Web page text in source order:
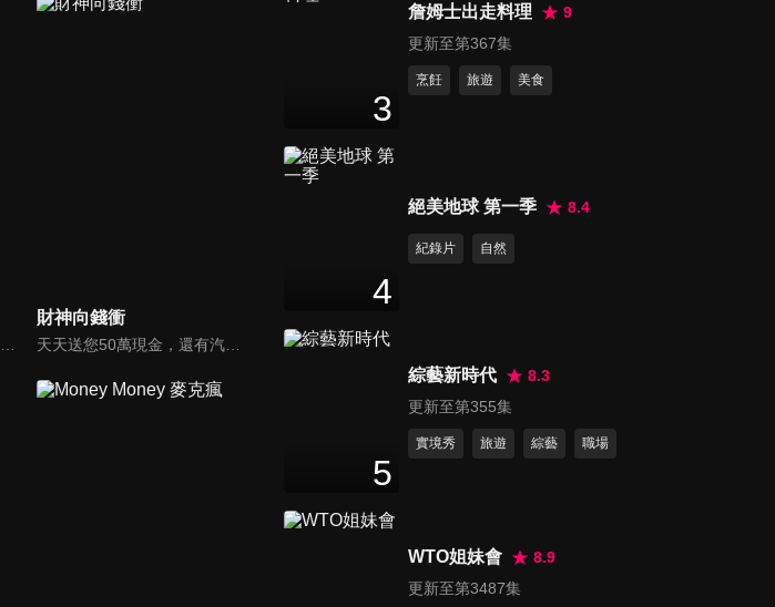
財神向錢衝
天天送您50萬現金，還有汽車大獎！不考智力、體力，挑戰家人、同事、同學、朋友互相了解的成渡和共同生活經驗。快來參加《財神向前衝》大獎通通送給您。
第520集 進擊的張文綺
111分鐘
第523集 Tempo對決特別企劃
106
分鐘
111
3
詹姆士出走料理
9
更新至第367集
烹飪 旅遊 美食
4
絕美地球 第一季 8.4
紀錄片 自然
5
綜藝新時代
8.3
更新至第355集
實境秀 旅遊 綜藝 職場
WTO姐妹會
8.9
更新至第3487集